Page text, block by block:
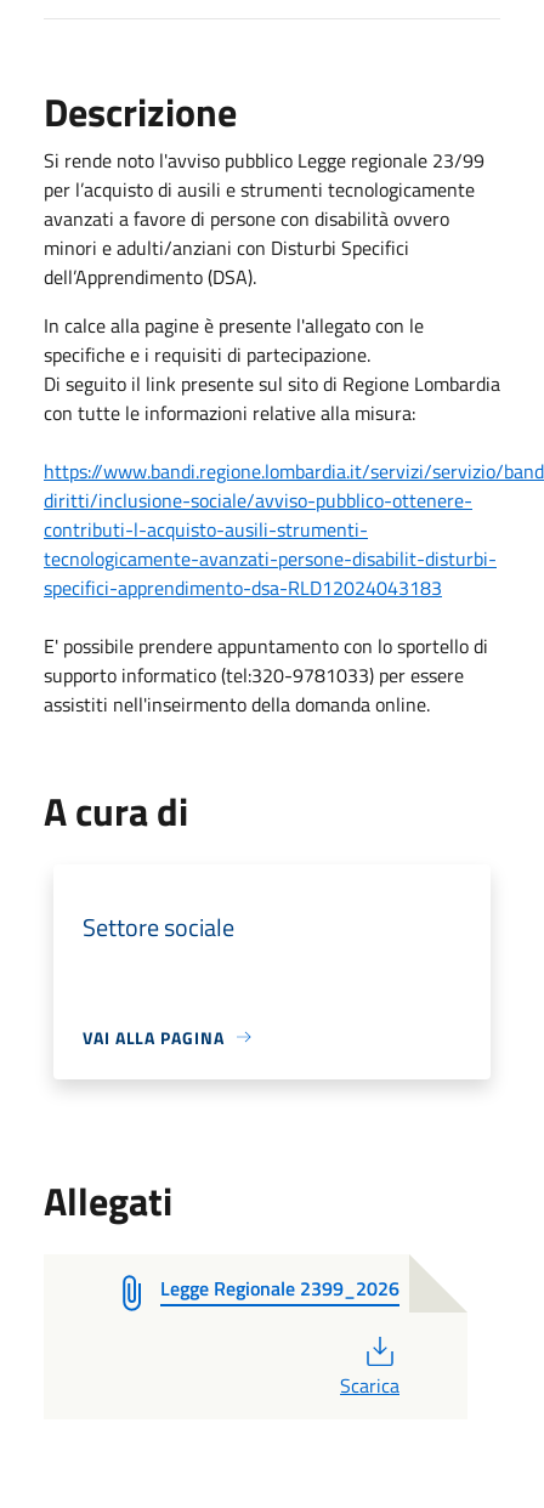
Descrizione
Si rende noto l'avviso pubblico Legge regionale 23/99
per l’acquisto di ausili e strumenti tecnologicamente
avanzati a favore di persone con disabilità ovvero
minori e adulti/anziani con Disturbi Specifici
dell’Apprendimento (DSA).
In calce alla pagine è presente l'allegato con le
specifiche e i requisiti di partecipazione.
Di seguito il link presente sul sito di Regione Lombardia
con tutte le informazioni relative alla misura:
https://www.bandi.regione.lombardia.it/servizi/servizio/
diritti/inclusione-sociale/avviso-pubblico-ottenere-
contributi-l-acquisto-ausili-strumenti-
tecnologicamente-avanzati-persone-disabilit-disturbi-
specifici-apprendimento-dsa-RLD12024043183
E' possibile prendere appuntamento con lo sportello di
supporto informatico (tel:320-9781033) per essere
assistiti nell'inseirmento della domanda online.
A cura di
Settore sociale
VAI ALLA PAGINA
Allegati
Legge Regionale 2399_2026
Scarica